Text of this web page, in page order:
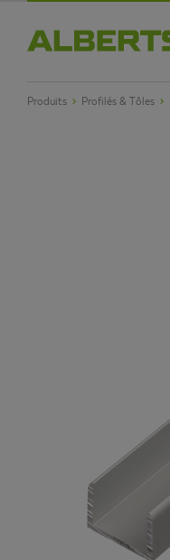
Produits Profilés & Tôles